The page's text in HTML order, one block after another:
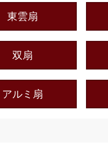
東雲扇
双扇
アルミ扇